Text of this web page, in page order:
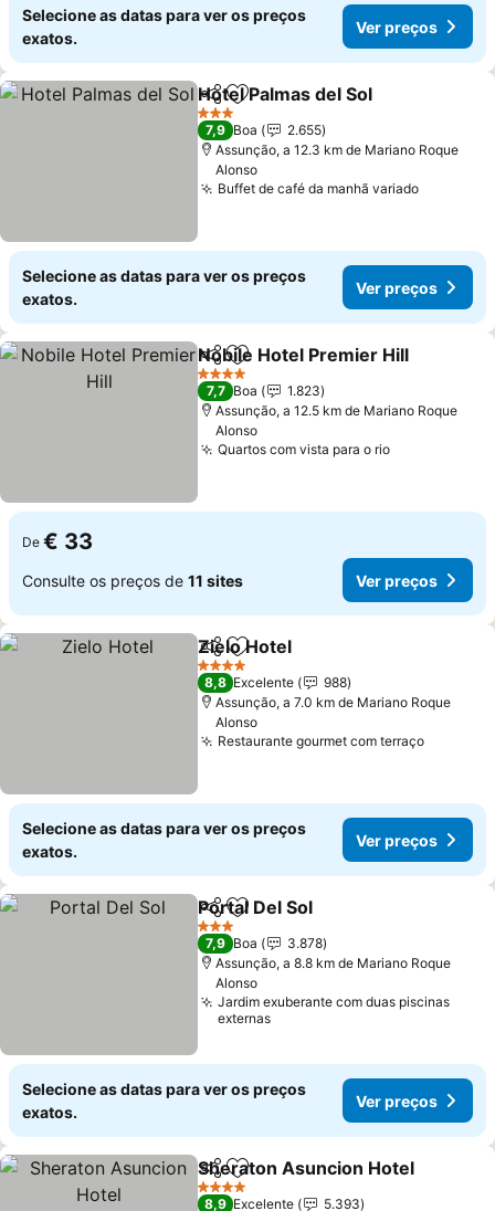
Selecione as datas para ver os preços
exatos.
Ver preços
PartilharAdicionar aos favoritos
Hotel Palmas del Sol
3 Estrelas
7,9 Boa
2.655
Assunção, a 12.3 km de Mariano Roque
Alonso
Buffet de café da manhã variado
Selecione as datas para ver os preços
exatos.
Ver preços
PartilharAdicionar aos favoritos
Nobile Hotel Premier Hill
4 Estrelas
7,7 Boa
1.823
Assunção, a 12.5 km de Mariano Roque
Alonso
Quartos com vista para o rio
De € 33
Consulte os preços de 11 sites Ver preços
PartilharAdicionar aos favoritos
Zielo Hotel
4 Estrelas
8,8 Excelente
988
Assunção, a 7.0 km de Mariano Roque
Alonso
Restaurante gourmet com terraço
Selecione as datas para ver os preços
exatos.
Ver preços
PartilharAdicionar aos favoritos
Portal Del Sol
3 Estrelas
7,9 Boa
3.878
Assunção, a 8.8 km de Mariano Roque
Alonso
Jardim exuberante com duas piscinas
externas
Selecione as datas para ver os preços
exatos.
Ver preços
PartilharAdicionar aos favoritos
Sheraton Asuncion Hotel
4 Estrelas
8,9 Excelente 5.393